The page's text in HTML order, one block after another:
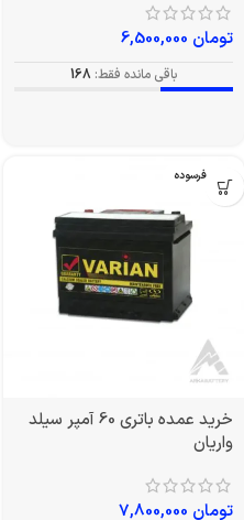
تومان
باقی مانده فقط: 168
بدون فرسوده
خرید عمده باتری 60 آمپر سیلد
واریان
تومان